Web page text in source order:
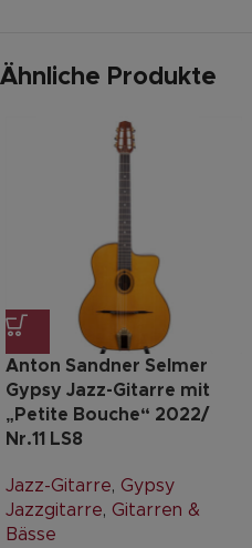
Ähnliche Produkte
Anton Sandner Selmer
Gypsy Jazz-Gitarre mit
„Petite Bouche“ 2022/
Nr.11 LS8
Jazz-Gitarre, Gypsy
Jazzgitarre, Gitarren &
Bässe